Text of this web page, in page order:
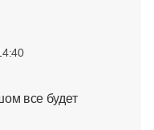
все будет